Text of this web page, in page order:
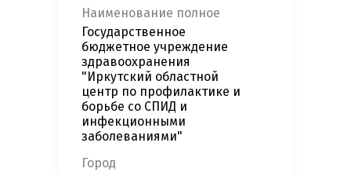
Наименование полное
Государственное
бюджетное учреждение
здравоохранения
"Иркутский областной
центр по профилактике и
борьбе со СПИД и
инфекционными
заболеваниями"
Город